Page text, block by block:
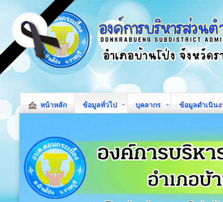
หน้าหลัก ข้อมูลทั่วไป บุคลากร ข้อมูลดำเนิน